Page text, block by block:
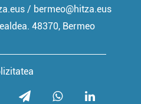
/ bermeo@hitza.eus
48370, Bermeo